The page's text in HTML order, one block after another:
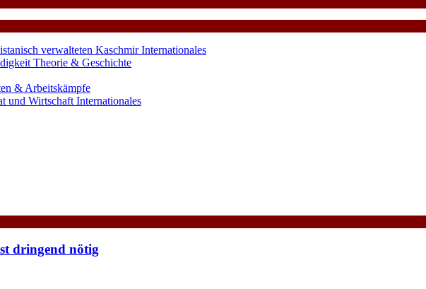
verwalteten KaschmirInternationales
Theorie & Geschichte
& Arbeitskämpfe
und Wirtschaft Internationales
dringend nötig